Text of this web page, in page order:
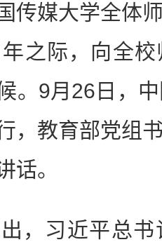
传媒大学全体
之际，向全
。9月26日，
，教育部党组
话。
习近平总书